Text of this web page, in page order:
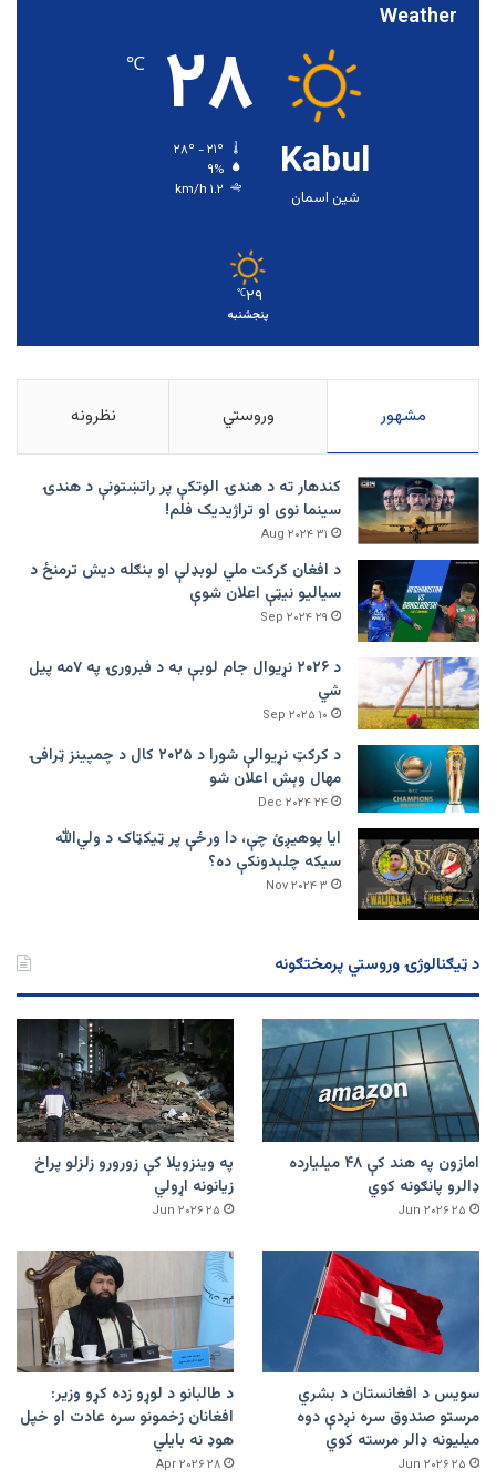
Weather
Kabul
شین اسمان
۲۸ ℃
۹%
۱.۲ km/h
۲۹℃
پنجشنبه
مشهور وروستي نظرونه
کندهار ته د هندۍ الوتکې پر راتښتونې د هندۍ
سینما نوی او تراژيديک فلم!
۳۱ Aug ۲۰۲۴
د افغان کرکت ملي لوبډلې او بنګله دیش ترمنځ د
سیالیو نیټې اعلان شوې
۲۹ Sep ۲۰۲۴
د ۲۰۲۶ نړیوال جام لوبې به د فبرورۍ په ۷مه پیل
شي
۱۰ Sep ۲۰۲۵
د کرکټ نړیوالې شورا د ۲۰۲۵ کال د چمپینز ټرافۍ
مهال وېش اعلان شو
۲۴ Dec ۲۰۲۴
ایا پوهیږئ چې، دا ورځې پر ټيکټاک د ولي‌الله
سیکه چلېدونکې ده؟
۳ Nov ۲۰۲۴
د ټیګنالوژۍ وروستي پرمختګونه
امازون په هند کې ۴۸ میلیارده
ډالرو پانګونه کوي
۲۵ Jun ۲۰۲۶
په وینزویلا کې زورورو زلزلو پراخ
زیانونه اړولي
۲۵ Jun ۲۰۲۶
سویس د افغانستان د بشري
مرستو صندوق سره نږدې دوه
میلیونه ډالر مرسته کوي
۲۵ Jun ۲۰۲۶
د طالبانو د لوړو زده کړو وزیر:
افغانان زخمونو سره عادت او خپل
هوډ نه بایلي
۲۸ Apr ۲۰۲۶